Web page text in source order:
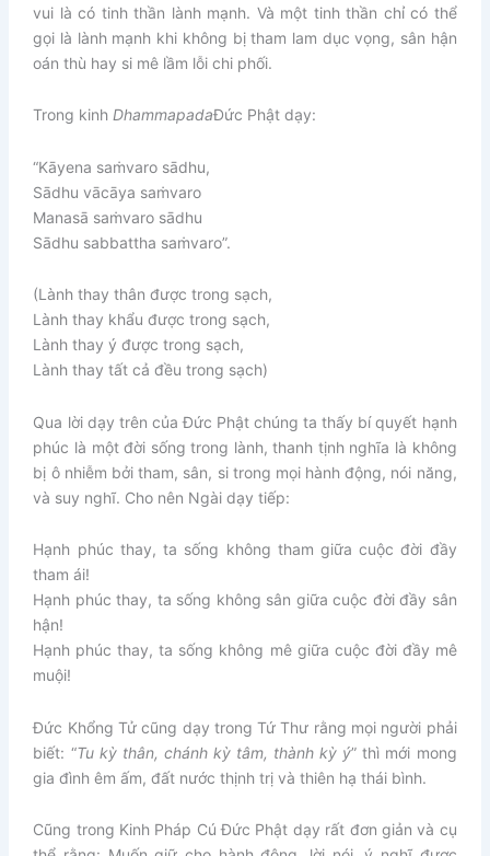
vui là có tinh thần lành mạnh. Và một tinh thần chỉ có thể
gọi là lành mạnh khi không bị tham lam dục vọng, sân hận
oán thù hay si mê lầm lỗi chi phối.
Trong kinhDhammapadaĐức Phật dạy:
“Kāyena saṁvaro sādhu,
Sādhu vācāya saṁvaro
Manasā saṁvaro sādhu
Sādhu sabbattha saṁvaro”.
(Lành thay thân được trong sạch,
Lành thay khẩu được trong sạch,
Lành thay ý được trong sạch,
Lành thay tất cả đều trong sạch)
Qua lời dạy trên của Đức Phật chúng ta thấy bí quyết hạnh
phúc là một đời sống trong lành, thanh tịnh nghĩa là không
bị ô nhiễm bởi tham, sân, si trong mọi hành động, nói năng,
và suy nghĩ. Cho nên Ngài dạy tiếp:
Hạnh phúc thay, ta sống không tham giữa cuộc đời đầy
tham ái!
Hạnh phúc thay, ta sống không sân giữa cuộc đời đầy sân
hận!
Hạnh phúc thay, ta sống không mê giữa cuộc đời đầy mê
muội!
Đức Khổng Tử cũng dạy trong Tứ Thư rằng mọi người phải
biết: “Tu kỳ thân, chánh kỳ tâm, thành kỳ ý” thì mới mong
gia đình êm ấm, đất nước thịnh trị và thiên hạ thái bình.
Cũng trong Kinh Pháp Cú Đức Phật dạy rất đơn giản và cụ